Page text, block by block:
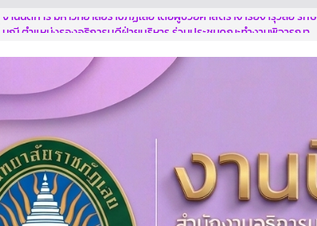
งานนิติการ มหาวิทยาลัยราชภัฏเลย โดยผู้ช่วยศาสตราจารย์จารุวัลย์ รักษ์
ผลการประกวดผลงาน/นวัตกรรม
ก้าวสู่การเป็นองค์กรปลอดทุจริตด้วยกัน
นี้ คงมีส่วนช่วยให้ทุกท่านตระหนักถึงการกระทำที่ส่อไปในทางทุจริต รู้เท่า
ทันเจตนา เเละหยุดการกระทำที่ทุจริต
โครงการเสริมสร้างธรรมาภิบาลสู่การเป็นองค์กรปลอดการทุจริต” ประจำ
ปีงบประมาณ พ.ศ. 2569
งานนิติการ สำนักงานอธิการบดี มหาวิทยาลัยราชภัฏเลย เข้าร่วมการฝึก
อบรม เรื่อง หลักเกณฑ์การประเมินคุณธรรมและความโปร่งใส (Integrity
and Transparency Assessment : ITA)
ม.ราชภัฏเลย ประกาศนโยบายไม่ให้ไม่รับ NO GIF POLICY 2569